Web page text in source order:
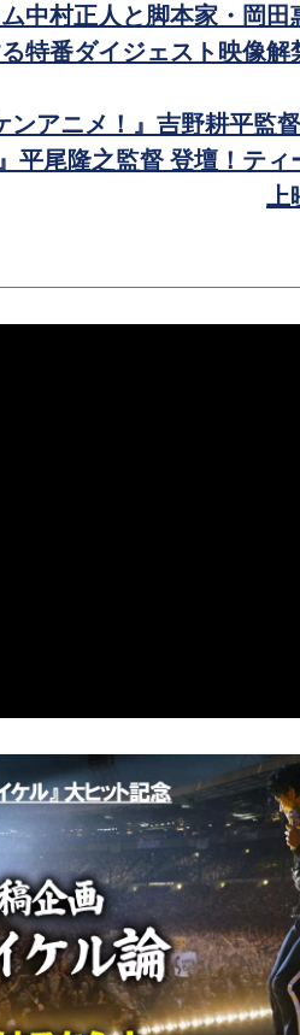
ム中村正人と脚本家・岡
特番ダイジェスト映像解
ンアニメ！』吉野耕平監
平尾隆之監督 登壇！テ
上